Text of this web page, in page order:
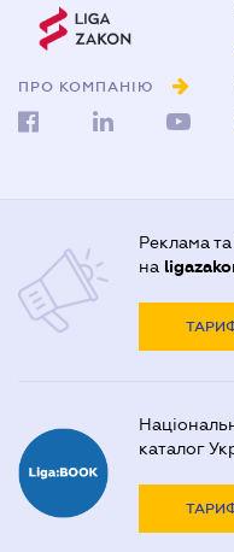
ПРО КОМПАНІЮ
Реклама та
на
каталог